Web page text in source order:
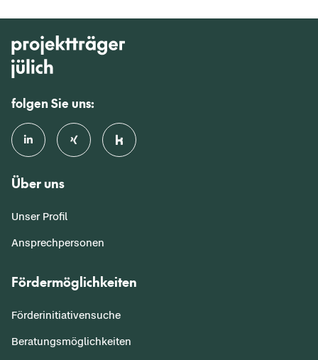
folgen Sie uns:
Über uns
Unser Profil
Ansprechpersonen
Fördermöglichkeiten
Förderinitiativensuche
Beratungsmöglichkeiten